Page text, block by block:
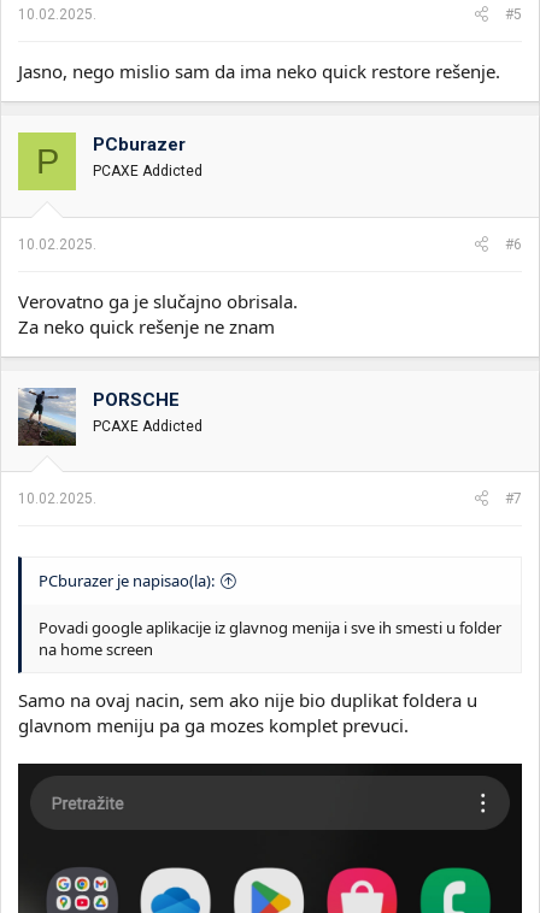
:
10.02.2025. #5
Jasno, nego mislio sam da ima neko quick restore rešenje.
P PCburazer
PCAXE Addicted
10.02.2025. #6
Verovatno ga je slučajno obrisala.
Za neko quick rešenje ne znam
PORSCHE
PCAXE Addicted
10.02.2025. #7
PCburazer je napisao(la):
Povadi google aplikacije iz glavnog menija i sve ih smesti u folder
na home screen
Samo na ovaj nacin, sem ako nije bio duplikat foldera u
glavnom meniju pa ga mozes komplet prevuci.